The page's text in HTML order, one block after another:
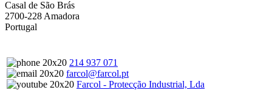
Casal de São Brás
2700-228 Amadora
Portugal
214 937 071
farcol@farcol.pt
Farcol - Protecção Industrial, Lda